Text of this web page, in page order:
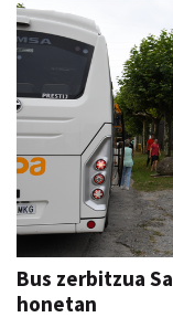
Bus zerbitzua
honetan